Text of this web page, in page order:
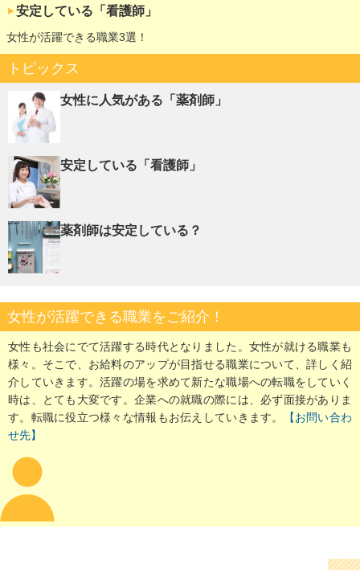
安定している「看護師」
女性が活躍できる職業3選！
トピックス
女性に人気がある「薬剤師」
安定している「看護師」
薬剤師は安定している？
女性が活躍できる職業をご紹介！
女性も社会にでて活躍する時代となりました。女性が就ける職業も
様々。そこで、お給料のアップが目指せる職業について、詳しく紹
介していきます。活躍の場を求めて新たな職場への転職をしていく
時は、とても大変です。企業への就職の際には、必ず面接がありま
す。転職に役立つ様々な情報もお伝えしていきます。
【お問い合わ
せ先】